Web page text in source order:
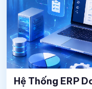
Hệ Thống ERP